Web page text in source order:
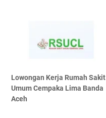
Lowongan Kerja Rumah Sakit
Umum Cempaka Lima Banda
Aceh